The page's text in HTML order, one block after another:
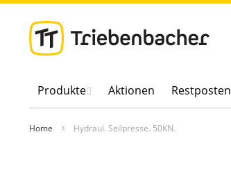
Direkt
zum
Produkte Aktionen Restposten
Home Hydraul. Seilpresse. 50KN.